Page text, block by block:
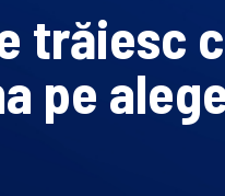
trăiesc
pe